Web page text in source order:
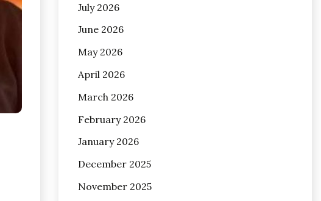
July 2026
June 2026
May 2026
April 2026
March 2026
February 2026
January 2026
December 2025
November 2025